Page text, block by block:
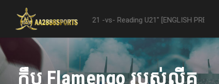
Forest U21 -vs- Reading U21" [ENGLISH
ក្លឹប Flamengo របស់លីគ